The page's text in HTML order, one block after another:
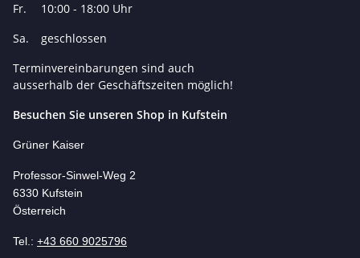
Fr.
10:00 - 18:00 Uhr
Sa.
geschlossen
Terminvereinbarungen sind auch
ausserhalb der Geschäftszeiten möglich!
Besuchen Sie unseren Shop in Kufstein
Grüner Kaiser
Professor-Sinwel-Weg 2
6330 Kufstein
Österreich
Tel.: +43 660 9025796